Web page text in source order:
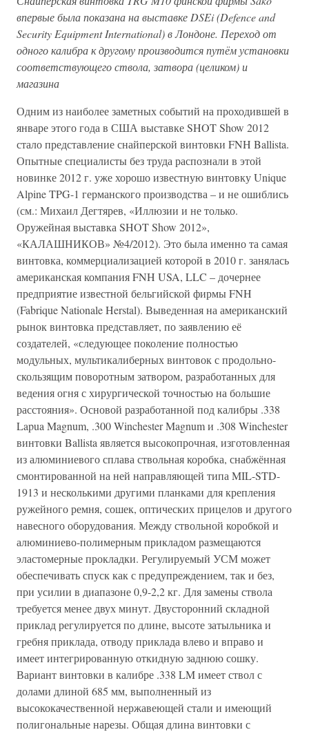
впервые была показана на выставке DSEi (Defence and
Security Equipment International) в Лондоне. Переход от
одного калибра к другому производится путём установки
соответствующего ствола, затвора (целиком) и
магазина
Одним из наиболее заметных событий на проходившей в
январе этого года в США выставке SHOT Show 2012
стало представление снайперской винтовки FNH Ballista.
Опытные специалисты без труда распознали в этой
новинке 2012 г. уже хорошо известную винтовку Unique
Alpine TPG-1 германского производства – и не ошиблись
(см.: Михаил Дегтярев, «Иллюзии и не только.
Оружейная выставка SHOT Show 2012»,
«КАЛАШНИКОВ» №4/2012). Это была именно та самая
винтовка, коммерциализацией которой в 2010 г. занялась
американская компания FNH USA, LLC – дочернее
предприятие известной бельгийской фирмы FNH
(Fabrique Nationale Herstal). Выведенная на американский
рынок винтовка представляет, по заявлению её
создателей, «следующее поколение полностью
модульных, мультикалиберных винтовок с продольно-
скользящим поворотным затвором, разработанных для
ведения огня с хирургической точностью на большие
расстояния». Основой разработанной под калибры .338
Lapua Magnum, .300 Winchester Magnum и .308 Winchester
винтовки Ballista является высокопрочная, изготовленная
из алюминиевого сплава ствольная коробка, снабжённая
смонтированной на ней направляющей типа MIL-STD-
1913 и несколькими другими планками для крепления
ружейного ремня, сошек, оптических прицелов и другого
навесного оборудования. Между ствольной коробкой и
алюминиево-полимерным прикладом размещаются
эластомерные прокладки. Регулируемый УСМ может
обеспечивать спуск как с предупреждением, так и без,
при усилии в диапазоне 0,9-2,2 кг. Для замены ствола
требуется менее двух минут. Двусторонний складной
приклад регулируется по длине, высоте затыльника и
гребня приклада, отводу приклада влево и вправо и
имеет интегрированную откидную заднюю сошку.
Вариант винтовки в калибре .338 LM имеет ствол с
долами длиной 685 мм, выполненный из
высококачественной нержавеющей стали и имеющий
полигональные нарезы. Общая длина винтовки с